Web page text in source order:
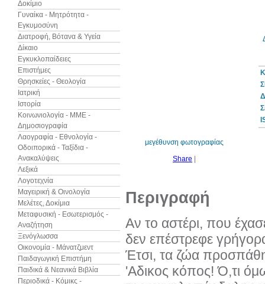
Δοκίμιο
Γυναίκα - Μητρότητα -
Εγκυμοσύνη
Διατροφή, Βότανα & Υγεία
Δίκαιο
Εγκυκλοπαίδειες
Επιστήμες
Θρησκείες - Θεολογία
Ιατρική
Ιστορία
Κοινωνιολογία - ΜΜΕ -
Δημοσιογραφία
Λαογραφία - Εθνολογία -
Οδοιπορικά - Ταξίδια -
Ανακαλύψεις
Λεξικά
Λογοτεχνία
Μαγειρική & Οινολογία
Μελέτες, Δοκίμια
Μεταφυσική - Εσωτερισμός -
Αναζήτηση
Ξενόγλωσσα
Οικονομία - Μάνατζμεντ
Παιδαγωγική Επιστήμη
Παιδικά & Νεανικά Βιβλία
Περιοδικά - Κόμικς -
μεγέθυνση φωτογραφίας
Share
Περιγραφή
Αν το αστέρι, που
δεν επέστρεφε
Έτσι, τα ζώα
'Αδικος κόπος! Ό,τι